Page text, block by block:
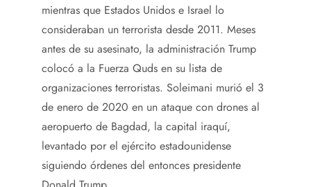
mientras que Estados Unidos e Israel lo
consideraban un terrorista desde 2011. Meses
antes de su asesinato, la administración Trump
colocó a la Fuerza Quds en su lista de
organizaciones terroristas. Soleimani murió el 3
de enero de 2020 en un ataque con drones al
aeropuerto de Bagdad, la capital iraquí,
levantado por el ejército estadounidense
siguiendo órdenes del entonces presidente